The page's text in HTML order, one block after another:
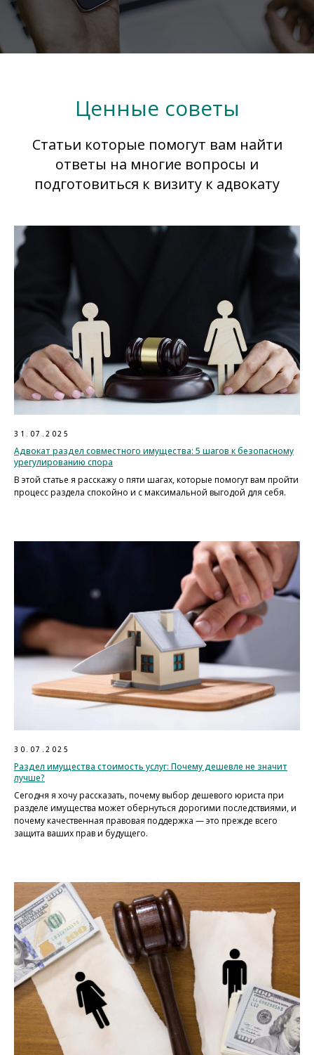
Ценные советы
Статьи которые помогут вам найти
ответы на многие вопросы и
подготовиться к визиту к адвокату
31.07.2025
Адвокат раздел совместного имущества: 5 шагов к безопасному
урегулированию спора
В этой статье я расскажу о пяти шагах, которые помогут вам пройти
процесс раздела спокойно и с максимальной выгодой для себя.
30.07.2025
Раздел имущества стоимость услуг: Почему дешевле не значит
лучше?
Сегодня я хочу рассказать, почему выбор дешевого юриста при
разделе имущества может обернуться дорогими последствиями, и
почему качественная правовая поддержка — это прежде всего
защита ваших прав и будущего.